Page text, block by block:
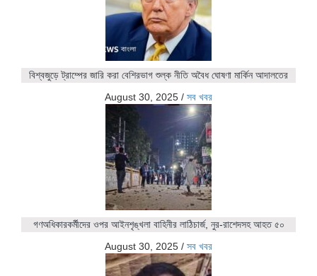
বিশ্বজুড়ে ট্রাম্পের জারি করা বেশিরভাগ শুল্ক নীতি অবৈধ ঘোষণা মার্কিন আদালতের
August 30, 2025 / সব খবর
গণঅধিকারকর্মীদের ওপর আইনশৃঙ্খলা বাহিনীর লাঠিচার্জ, নুর-রাশেদসহ আহত ৫০
August 30, 2025 / সব খবর